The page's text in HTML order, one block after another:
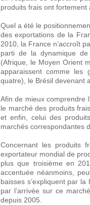
produits frais ont fortement
Quel a été le
des exportations de la
2010, la France n’accroît
parti de la dynamique
(Afrique, le Moyen Orient
apparaissent comme les
quatre), le Brésil devenant
Afin de mieux comprendre
le marché des produits
et enfin, celui des
marchés correspondantes
Concernant les produits
exportateur mondial de
plus que troisième en
accentuée néanmoins,
baisses s’expliquent par
par l’arrivée sur ce
depuis 2005.